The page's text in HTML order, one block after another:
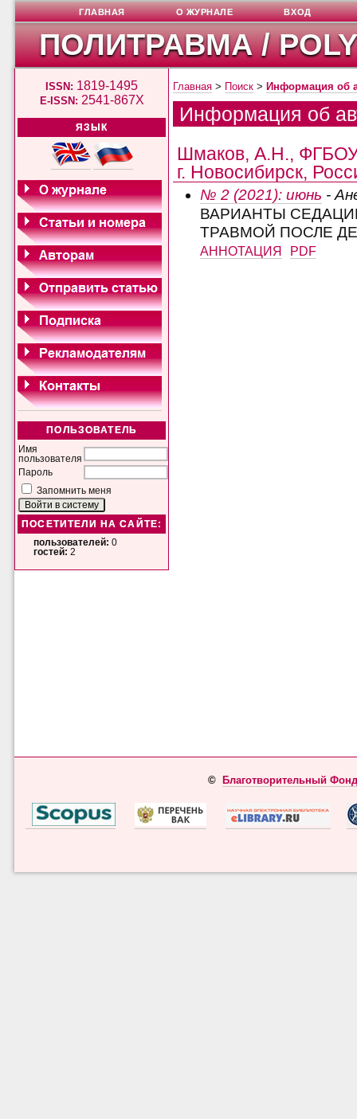
ПОЛИТРАВМА /
ISSN: 1819-1495
E-ISSN: 2541-867X
ЯЗЫК
ПОЛЬЗОВАТЕЛЬ
Имя
пользователя
Пароль
Запомнить меня
ПОСЕТИТЕЛИ НА САЙТЕ:
пользователей: 0
гостей: 2
ГЛАВНАЯ О ЖУРНАЛЕ ВХОД
Главная > Поиск > Информация об
Информация об
Шмаков, А.Н.,
г. Новосибирск,
№ 2 (2021): июнь -
ВАРИАНТЫ
ТРАВМОЙ ПОСЛЕ
АННОТАЦИЯ PDF
© Благотворительный